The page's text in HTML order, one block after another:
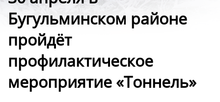
Бугульминском районе
пройдёт
профилактическое
мероприятие «Тоннель»